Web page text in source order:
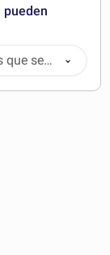
pueden
que se